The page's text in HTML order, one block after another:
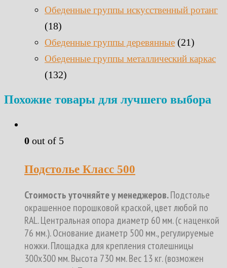
Обеденные группы искусственный ротанг
(18)
Обеденные группы деревянные (21)
Обеденные группы металлический каркас
(132)
Похожие товары для лучшего выбора
0 out of 5
Подстолье Класс 500
Стоимость уточняйте у менеджеров.Подстолье
окрашенное порошковой краской, цвет любой по
RAL. Центральная опора диаметр 60 мм. (с наценкой
76 мм.). Основание диаметр 500 мм., регулируемые
ножки. Площадка для крепления столешницы
300х300 мм. Высота 730 мм. Вес 13 кг. (возможен